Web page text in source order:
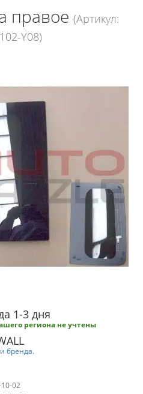
правое (Артикул:
Y08)
1-3 дня
региона не учтены
бренда.
02